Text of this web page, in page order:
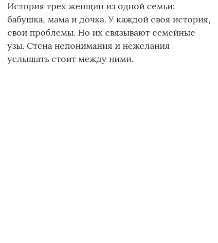
История трех женщин из одной семьи:
бабушка, мама и дочка. У каждой своя история,
свои проблемы. Но их связывают семейные
узы. Стена непонимания и нежелания
услышать стоит между ними.